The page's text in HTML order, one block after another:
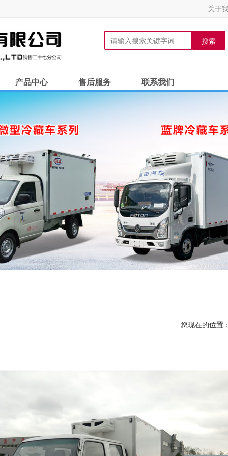
关于
搜索
产品中心 售后服务 联系我们
您现在的位置